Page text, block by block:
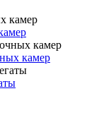
камер